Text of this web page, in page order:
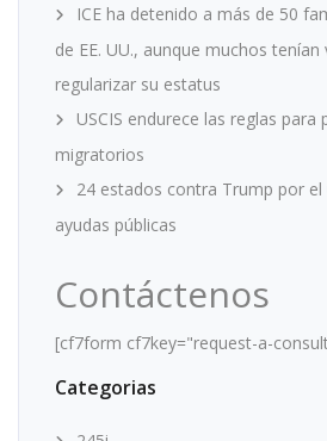
ICE ha detenido a más de 50
de EE. UU., aunque muchos tenían
regularizar su estatus
USCIS endurece las reglas para
migratorios
24 estados contra Trump por
ayudas públicas
Contáctenos
[cf7form cf7key="request-a-
Categorias